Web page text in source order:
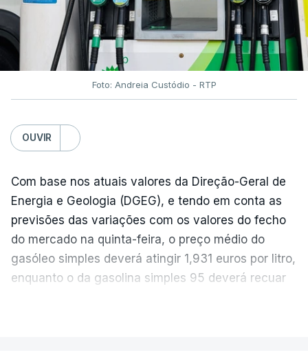
Foto: Andreia Custódio - RTP
OUVIR
Com base nos atuais valores da Direção-Geral de
Energia e Geologia (DGEG), e tendo em conta as
previsões das variações com os valores do fecho
do mercado na quinta-feira, o preço médio do
gasóleo simples deverá atingir 1,931 euros por litro,
enquanto o da gasolina simples 95 deverá recuar